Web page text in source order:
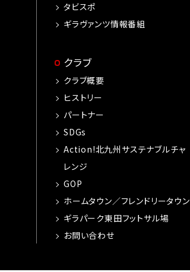
タビスポ
ギラヴァンツ情報番組
クラブ
クラブ概要
ヒストリー
パートナー
SDGs
Action!北九州サステナブルチャ
レンジ
GOP
ホームタウン／フレンドリータウン
ギラパーク東田フットサル場
お問い合わせ